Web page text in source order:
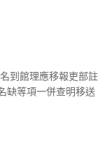
到館理應移報吏部註
缺等項一併查明移送